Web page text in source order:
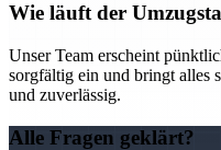
Wie läuft der
Unser Team erscheint
sorgfältig ein und bringt alles
und zuverlässig.
Alle Fragen geklärt?